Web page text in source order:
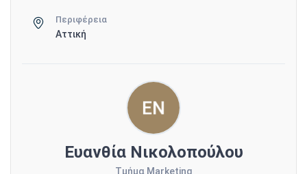
Περιφέρεια
Αττική
Ευανθία Νικολοπούλου
Τμήμα Marketing